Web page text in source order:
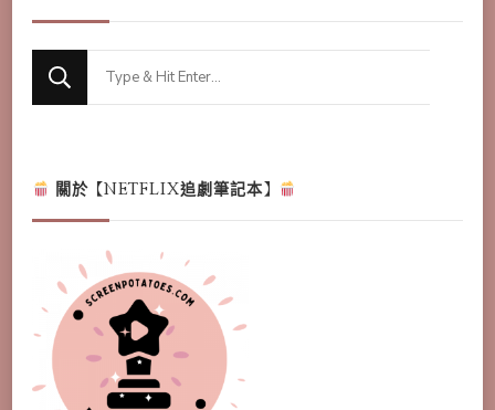
Looking
關於【NETFLIX追劇筆記本】